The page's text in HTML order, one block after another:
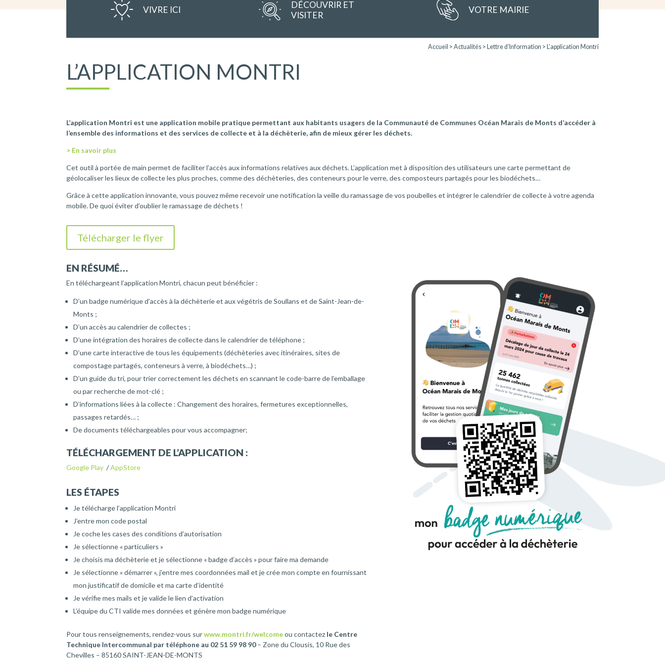
VIVRE ICI
DÉCOUVRIR ET
VISITER
VOTRE MAIRIE
Accueil > Actualités> Lettre d'Information > L’application Montri
L’APPLICATION MONTRI
L’application Montri est une application mobile pratique permettant aux habitants usagers de la Communauté de Communes Océan Marais de Monts d’accéder à
l’ensemble des informations et des services de collecte et à la déchèterie, afin de mieux gérer les déchets.
> En savoir plus
Cet outil à portée de main permet de faciliter l’accès aux informations relatives aux déchets. L’application met à disposition des utilisateurs une carte permettant de
géolocaliser les lieux de collecte les plus proches, comme des déchèteries, des conteneurs pour le verre, des composteurs partagés pour les biodéchets…
Grâce à cette application innovante, vous pouvez même recevoir une notification la veille du ramassage de vos poubelles et intégrer le calendrier de collecte à votre agenda
mobile. De quoi éviter d’oublier le ramassage de déchets !
Télécharger le flyer
EN RÉSUMÉ…
En téléchargeant l’application Montri, chacun peut bénéficier :
D’un badge numérique d’accès à la déchèterie et aux végétris de Soullans et de Saint-Jean-de-
Monts ;
D’un accès au calendrier de collectes ;
D’une intégration des horaires de collecte dans le calendrier de téléphone ;
D’une carte interactive de tous les équipements (déchèteries avec itinéraires, sites de
compostage partagés, conteneurs à verre, à biodéchets…) ;
D’un guide du tri, pour trier correctement les déchets en scannant le code-barre de l’emballage
ou par recherche de mot-clé ;
D’informations liées à la collecte : Changement des horaires, fermetures exceptionnelles,
passages retardés… ;
De documents téléchargeables pour vous accompagner;
TÉLÉCHARGEMENT DE L’APPLICATION :
Google Play /AppStore
LES ÉTAPES
Je télécharge l’application Montri
J’entre mon code postal
Je coche les cases des conditions d’autorisation
Je sélectionne « particuliers »
Je choisis ma déchèterie et je sélectionne « badge d’accès » pour faire ma demande
Je sélectionne « démarrer », j’entre mes coordonnées mail et je crée mon compte en fournissant
mon justificatif de domicile et ma carte d’identité
Je vérifie mes mails et je valide le lien d’activation
L’équipe du CTI valide mes données et génère mon badge numérique
Pour tous renseignements, rendez-vous surwww.montri.fr/welcomeou contactez le Centre
Technique Intercommunal par téléphone au 02 51 59 98 90– Zone du Clousis, 10 Rue des
Chevilles – 85160 SAINT-JEAN-DE-MONTS